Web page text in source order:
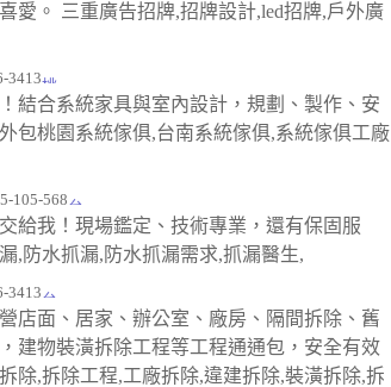
愛。 三重廣告招牌,招牌設計,led招牌,戶外廣
3413
結合系統家具與室內設計，規劃、製作、安
包桃園系統傢俱,台南系統傢俱,系統傢俱工廠
105-568
給我！現場鑑定、技術專業，還有保固服
,防水抓漏,防水抓漏需求,抓漏醫生,
3413
店面、居家、辦公室、廠房、隔間拆除、舊
建物裝潢拆除工程等工程通通包，安全有效
除,拆除工程,工廠拆除,違建拆除,裝潢拆除,拆